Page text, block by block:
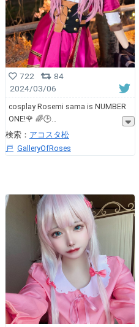
722
84
2024/03/06
cosplay Rosemi sama is NUMBER
ONE!🌹 🌈🕒
検索： アコスタ松
戸 GalleryOfRoses